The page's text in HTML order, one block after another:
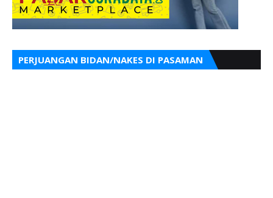
PERJUANGAN BIDAN/NAKES DI PASAMAN